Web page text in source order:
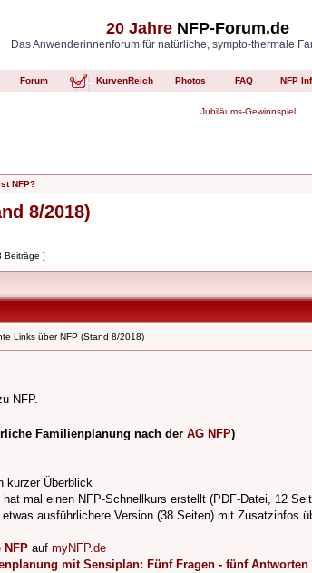
20 JahreNFP-Forum.de
Das Anwenderinnenforum für natürliche, sympto-thermale
Forum KurvenReich Photos FAQ NFP
Jubiläums-Gewinnspiel
NFP?
8/2018)
Beiträge ]
Links über NFP (Stand 8/2018)
NFP.
Familienplanung nach der AG NFP)
kurzer Überblick
hat mal einen NFP-Schnellkurs erstellt (PDF-Datei, 12
ausführlichere Version (38 Seiten) mit Zusatzinfos
NFP auf myNFP.de
mit Sensiplan: Fünf Fragen - fünf Antworten